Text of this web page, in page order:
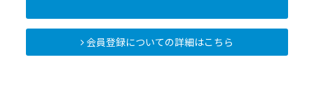
会員登録についての詳細はこちら